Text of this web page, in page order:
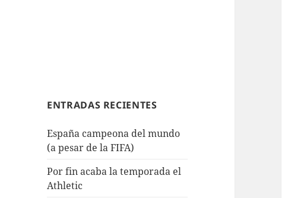
ENTRADAS RECIENTES
España campeona del mundo
(a pesar de la FIFA)
Por fin acaba la temporada el
Athletic